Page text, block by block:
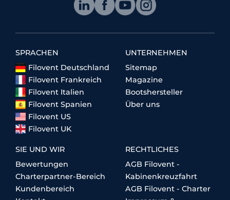
SPRACHEN
Filovent Deutschland
Filovent Frankreich
Filovent Italien
Filovent Spanien
Filovent US
Filovent UK
UNTERNEHMEN
Sitemap
Magazine
Bootshersteller
Über uns
SIE UND WIR
Bewertungen
Charterpartner-Bereich
Kundenbereich
RECHTLICHES
AGB Filovent -
Kabinenkreuzfahrt
AGB Filovent - Charter